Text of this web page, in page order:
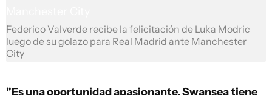
Federico Valverde recibe la felicitación de Luka Modric
luego de su golazo para Real Madrid ante Manchester
City
"Es una oportunidad apasionante. Swansea tiene